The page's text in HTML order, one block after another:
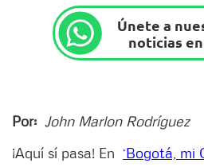
Únete a
noticias
Por: John Marlon Rodríguez
¡Aquí sí pasa! En ‘Bogotá, mi